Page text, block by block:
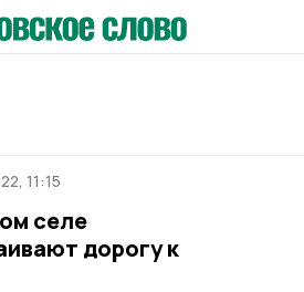
11:15
селе
дорогу к